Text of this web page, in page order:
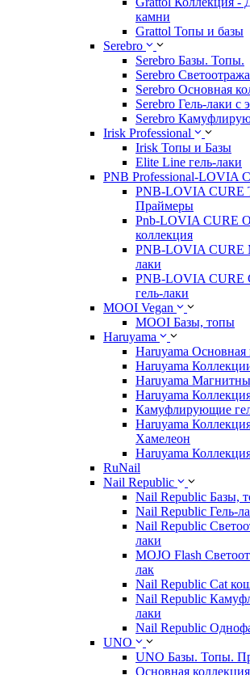
камни
Grattol Топы и базы
Serebro
Serebro Базы. Топы.
Serebro
Serebro Основная
Serebro Гель-лаки с
Serebro
Irisk Professional
Irisk Топы и Базы
Elite Line гель-лаки
PNB Professional-LOVIA
PNB-LOVIA CURE
Праймеры
Pnb-LOVIA CURE
коллекция
PNB-LOVIA CURE
лаки
PNB-LOVIA CURE
гель-лаки
MOOI Vegan
MOOI Базы, топы
Haruyama
Haruyama Основная
Haruyama
Haruyama
Haruyama
Камуфлирующие
Haruyama
Хамелеон
Haruyama
RuNail
Nail Republic
Nail Republic Базы,
Nail Republic Гель-
Nail Republic
лаки
MOJO Flash
лак
Nail Republic Cat
Nail Republic
лаки
Nail Republic
UNO
UNO Базы. Топы.
Основная